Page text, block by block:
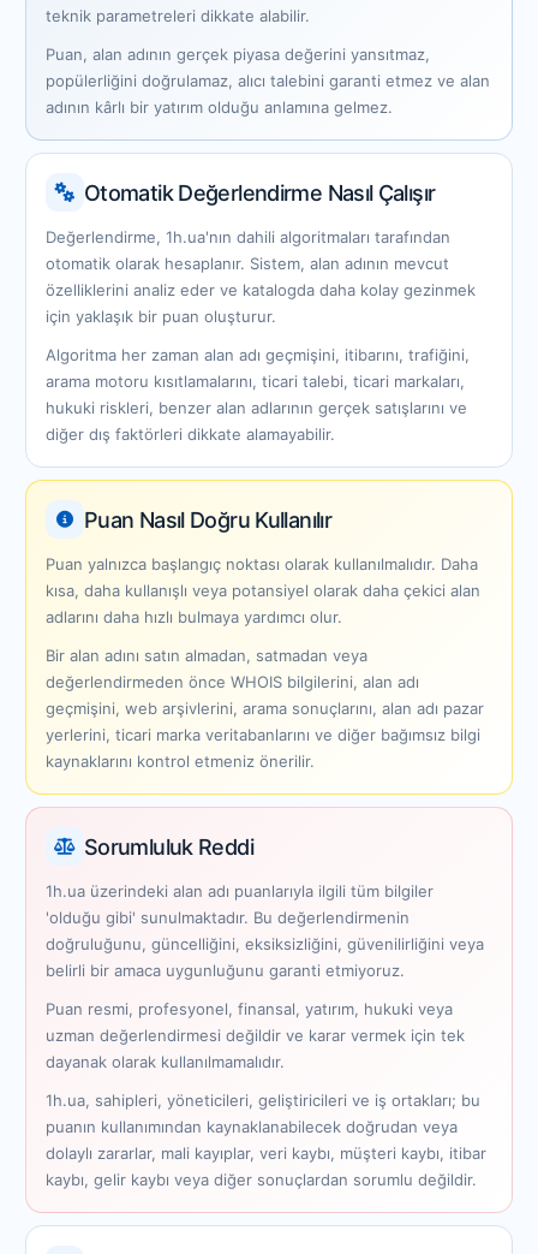
teknik parametreleri dikkate alabilir.
Puan, alan adının gerçek piyasa değerini yansıtmaz,
popülerliğini doğrulamaz, alıcı talebini garanti etmez ve alan
adının kârlı bir yatırım olduğu anlamına gelmez.
Otomatik Değerlendirme Nasıl Çalışır
Değerlendirme, 1h.ua'nın dahili algoritmaları tarafından
otomatik olarak hesaplanır. Sistem, alan adının mevcut
özelliklerini analiz eder ve katalogda daha kolay gezinmek
için yaklaşık bir puan oluşturur.
Algoritma her zaman alan adı geçmişini, itibarını, trafiğini,
arama motoru kısıtlamalarını, ticari talebi, ticari markaları,
hukuki riskleri, benzer alan adlarının gerçek satışlarını ve
diğer dış faktörleri dikkate alamayabilir.
Puan Nasıl Doğru Kullanılır
Puan yalnızca başlangıç noktası olarak kullanılmalıdır. Daha
kısa, daha kullanışlı veya potansiyel olarak daha çekici alan
adlarını daha hızlı bulmaya yardımcı olur.
Bir alan adını satın almadan, satmadan veya
değerlendirmeden önce WHOIS bilgilerini, alan adı
geçmişini, web arşivlerini, arama sonuçlarını, alan adı pazar
yerlerini, ticari marka veritabanlarını ve diğer bağımsız bilgi
kaynaklarını kontrol etmeniz önerilir.
Sorumluluk Reddi
1h.ua üzerindeki alan adı puanlarıyla ilgili tüm bilgiler
'olduğu gibi' sunulmaktadır. Bu değerlendirmenin
doğruluğunu, güncelliğini, eksiksizliğini, güvenilirliğini veya
belirli bir amaca uygunluğunu garanti etmiyoruz.
Puan resmi, profesyonel, finansal, yatırım, hukuki veya
uzman değerlendirmesi değildir ve karar vermek için tek
dayanak olarak kullanılmamalıdır.
1h.ua, sahipleri, yöneticileri, geliştiricileri ve iş ortakları; bu
puanın kullanımından kaynaklanabilecek doğrudan veya
dolaylı zararlar, mali kayıplar, veri kaybı, müşteri kaybı, itibar
kaybı, gelir kaybı veya diğer sonuçlardan sorumlu değildir.